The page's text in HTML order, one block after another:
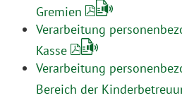
Gremien
Verarbeitung
Kasse
Verarbeitung
Bereich der